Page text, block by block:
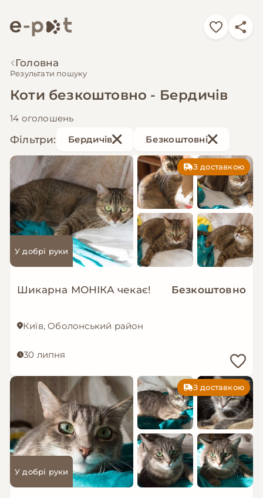
Головна
Результати пошуку
Коти безкоштовно - Бердичів
14 оголошень
Фільтри: Бердичів Безкоштовні
З доставкою
У добрі руки
Шикарна МОНІКА чекає! Безкоштовно
Київ, Оболонський район
30 липня
З доставкою
У добрі руки